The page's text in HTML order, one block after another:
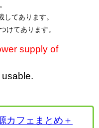
してあります。
けてあります。
supply of
usable.
カフェまとめ＋